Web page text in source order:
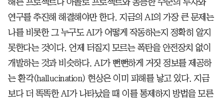
해튼 프로젝트나 아폴로 프로젝트와 동등한 수준의 투자와
연구를 추진해 해결해야만 한다. 지금의 AI의 가장 큰 문제는
나를 비롯한 그 누구도 AI가 어떻게 작동하는지 정확히 알지
못한다는 것이다. 언제 터질지 모르는 폭탄을 안전장치 없이
개발하는 것과 비슷하다. AI가 뻔뻔하게 거짓 정보를 제공하
는 환각(hallucination) 현상은 이미 피해를 낳고 있다. 지금
보다 더 똑똑한 AI가 나타났을 때 이를 통제하지 방법을 모른